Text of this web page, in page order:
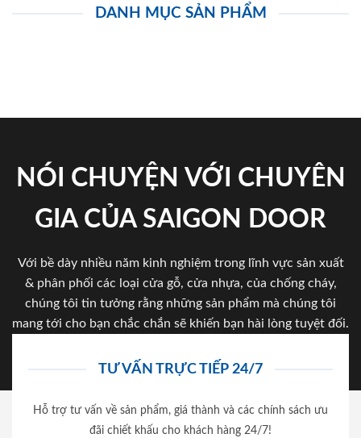
DANH MỤC SẢN PHẨM
NÓI CHUYỆN VỚI CHUYÊN
GIA CỦA SAIGON DOOR
Với bề dày nhiều năm kinh nghiệm trong lĩnh vực sản xuất
& phân phối các loại cửa gỗ, cửa nhựa, của chống cháy,
chúng tôi tin tưởng rằng những sản phẩm mà chúng tôi
mang tới cho bạn chắc chắn sẽ khiến bạn hài lòng tuyệt đối.
TƯ VẤN TRỰC TIẾP 24/7
Hỗ trợ tư vấn về sản phẩm, giá thành và các chính sách ưu
đãi chiết khấu cho khách hàng 24/7!